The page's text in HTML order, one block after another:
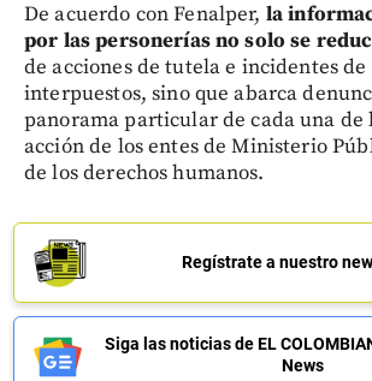
De acuerdo con Fenalper, la
por las personerías no solo se
de acciones de tutela e incidentes de
interpuestos, sino que abarca
panorama particular de cada una de
acción de los entes de Ministerio
de los derechos humanos.
Regístrate a nuestro
Siga las noticias de EL
News